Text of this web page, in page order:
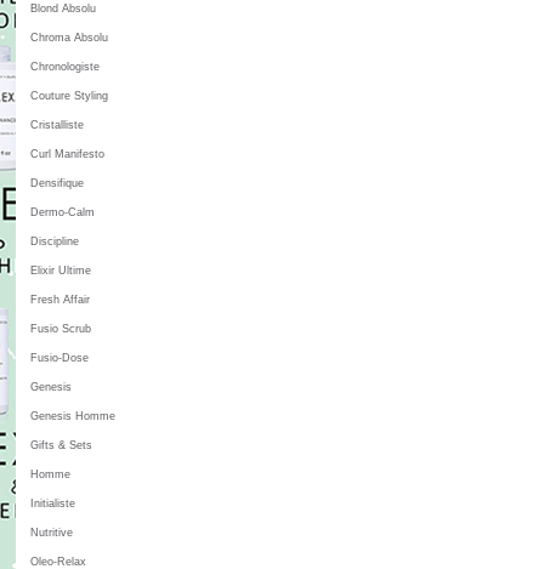
Blond Absolu
Chroma Absolu
Chronologiste
Couture Styling
Cristalliste
Curl Manifesto
Densifique
Dermo-Calm
Discipline
Elixir Ultime
Fresh Affair
Fusio Scrub
Fusio-Dose
Genesis
Genesis Homme
Gifts & Sets
Homme
Initialiste
Nutritive
Oleo-Relax